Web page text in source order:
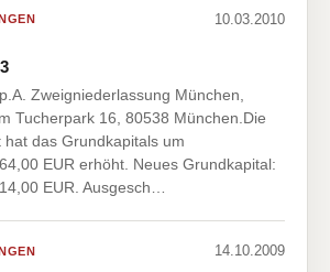
10.03.2010
Zweigniederlassung München,
Tucherpark 16, 80538 München.Die
hat das Grundkapitals um
EUR erhöht. Neues Grundkapital:
EUR. Ausgesch…
14.10.2009